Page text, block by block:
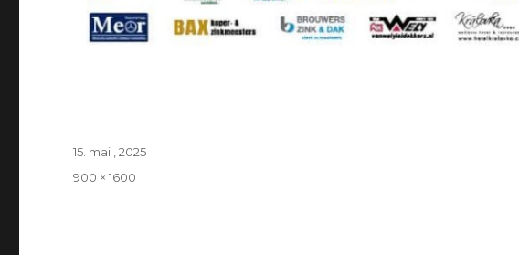
Posted
15. mai , 2025
Full
900 × 1600